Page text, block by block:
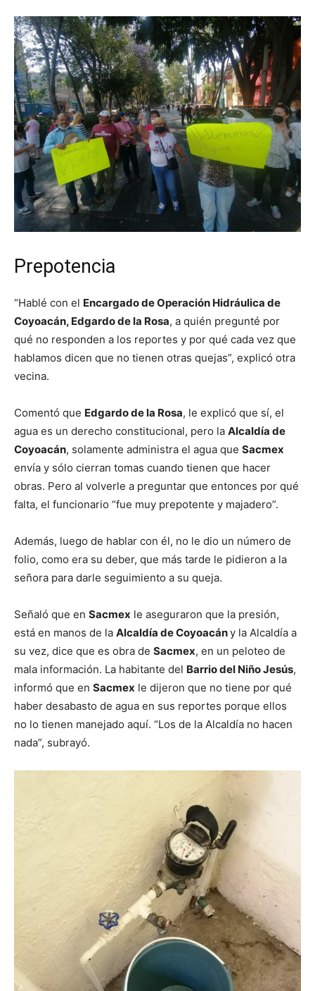
Prepotencia
“Hablé con el Encargado de Operación Hidráulica de
Coyoacán, Edgardo de la Rosa, a quién pregunté por
qué no responden a los reportes y por qué cada vez que
hablamos dicen que no tienen otras quejas”, explicó otra
vecina.
Comentó que Edgardo de la Rosa, le explicó que sí, el
agua es un derecho constitucional, pero la Alcaldía de
Coyoacán, solamente administra el agua que Sacmex
envía y sólo cierran tomas cuando tienen que hacer
obras. Pero al volverle a preguntar que entonces por qué
falta, el funcionario “fue muy prepotente y majadero”.
Además, luego de hablar con él, no le dio un número de
folio, como era su deber, que más tarde le pidieron a la
señora para darle seguimiento a su queja.
Señaló que en Sacmex le aseguraron que la presión,
está en manos de la Alcaldía de Coyoacány la Alcaldía a
su vez, dice que es obra de Sacmex, en un peloteo de
mala información. La habitante del Barrio del Niño Jesús,
informó que en Sacmex le dijeron que no tiene por qué
haber desabasto de agua en sus reportes porque ellos
no lo tienen manejado aquí. “Los de la Alcaldía no hacen
nada”, subrayó.